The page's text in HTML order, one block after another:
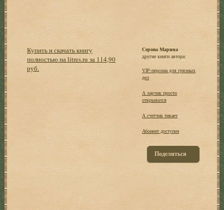
Купить и скачать книгу
полностью на litres.ru за 114,90
руб.
Серова Марина
другие книги автора:
VIP-персона для грязных
дел
А ларчик просто
открывался
А счетчик тикает
Абонент доступен
Поделиться